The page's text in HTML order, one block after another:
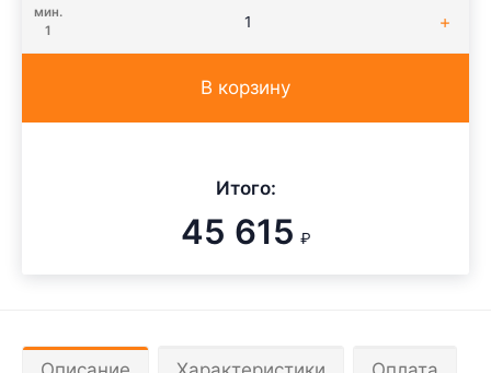
мин.
1
В корзину
Итого:
45 615 ₽